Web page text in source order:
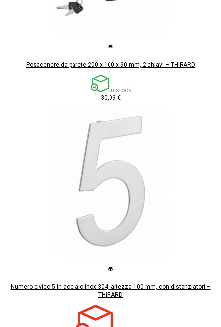
Posacenere da parete 200 x 160 x 90 mm, 2 chiavi – THIRARD
In stock
30,99 €
Numero civico 5 in acciaio inox 304, altezza 100 mm, con distanziatori –
THIRARD